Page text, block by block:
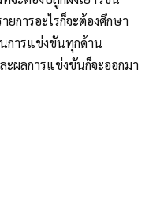
ยการอะไรก็จะต้องศึกษา
การแข่งขันทุกด้าน
ผลการแข่งขันก็จะออกมา